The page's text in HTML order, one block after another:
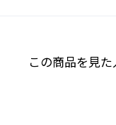
この商品を見